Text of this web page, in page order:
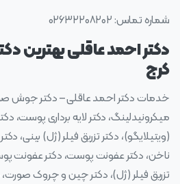
شماره تماس: ۰۲۶۳۲۲۰۸۲۰۲
دکتر احمد عاقلی بهترین
کرج
خدمات دکتر احمد عاقلی – دکتر جوش
میکرونیدلینگ، دکتر لایه برداری پوست،
(ویتیلایگو)، دکتر تزریق فیلر (ژل) بینی،
ناخن، دکتر عفونت پوست، دکتر عفونت
تزریق فیلر (ژل)، دکتر چین و چروک